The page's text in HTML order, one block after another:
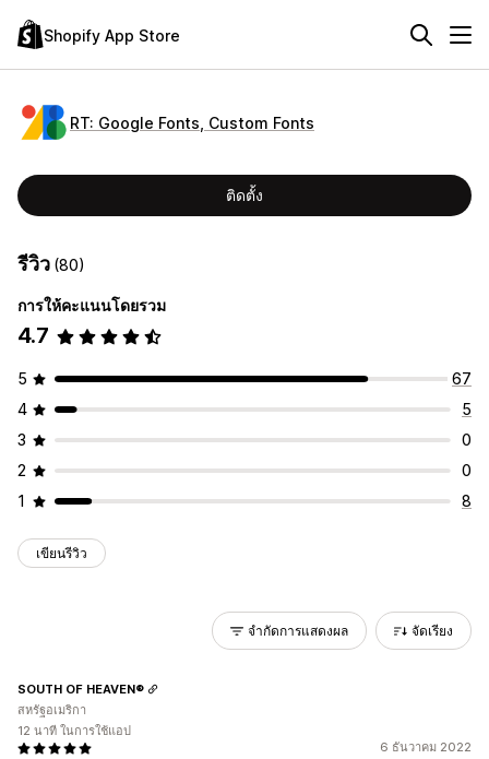
Shopify App Store
RT: Google Fonts, Custom Fonts
ติดตั้ง
รีวิว (80)
การให้คะแนนโดยรวม
4.7
5
67
4
5
3
0
2
0
1
8
เขียนรีวิว
จำกัดการแสดงผล จัดเรียง
6 ธันวาคม 2022
SOUTH OF HEAVEN®
สหรัฐอเมริกา
12 นาที ในการใช้แอป